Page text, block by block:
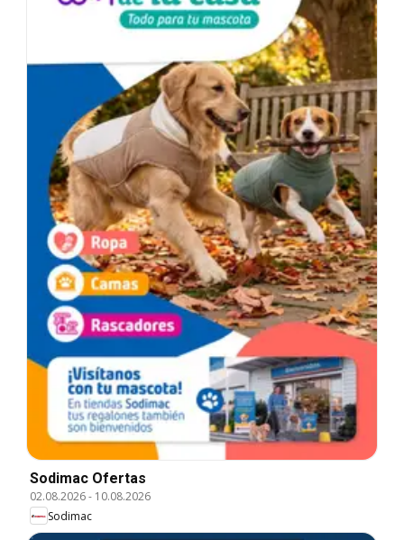
Sodimac Ofertas
02.08.2026- 10.08.2026
Sodimac